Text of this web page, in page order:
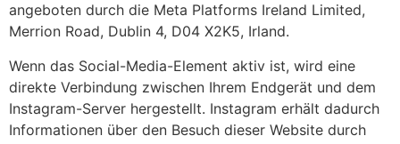
angeboten durch die Meta Platforms Ireland Limited,
Merrion Road, Dublin 4, D04 X2K5, Irland.
Wenn das Social-Media-Element aktiv ist, wird eine
direkte Verbindung zwischen Ihrem Endgerät und dem
Instagram-Server hergestellt. Instagram erhält dadurch
Informationen über den Besuch dieser Website durch